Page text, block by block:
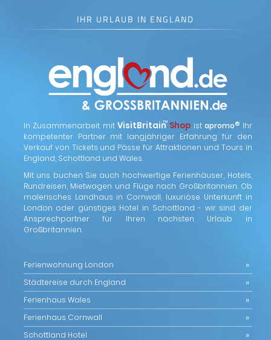
IHR URLAUB IN ENGLAND
In Zusammenarbeit mitVisitBritain
™ Shop istapromo® Ihr
kompetenter Partner mit langjähriger Erfahrung für den
Verkauf von Tickets und Pässe für Attraktionen und Tours in
England, Schottland und Wales.
Mit uns buchen Sie auch hochwertige Ferienhäuser, Hotels,
Rundreisen, Mietwagen und Flüge nach Großbritannien. Ob
malerisches Landhaus in Cornwall, luxuriöse Unterkunft in
London oder günstiges Hotel in Schottland - wir sind der
Ansprechpartner für Ihren nächsten Urlaub in
Großbritannien.
Ferienwohnung London
Städtereise durch England
Ferienhaus Wales
Ferienhaus Cornwall
Schottland Hotel